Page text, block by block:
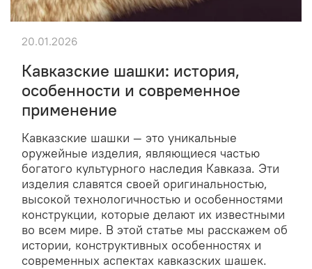
Кавказские шашки: история,
особенности и современное
применение
Кавказские шашки — это уникальные
оружейные изделия, являющиеся частью
богатого культурного наследия Кавказа. Эти
изделия славятся своей оригинальностью,
высокой технологичностью и особенностями
конструкции, которые делают их известными
во всем мире. В этой статье мы расскажем об
истории, конструктивных особенностях и
современных аспектах кавказских шашек.
20.01.2026